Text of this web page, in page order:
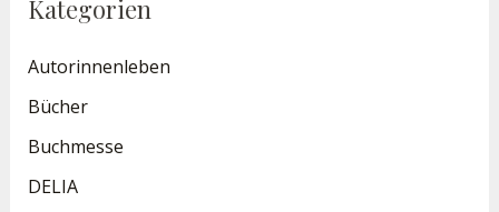
e
c
h
Kategorien
Autorinnenleben
Bücher
Buchmesse
DELIA